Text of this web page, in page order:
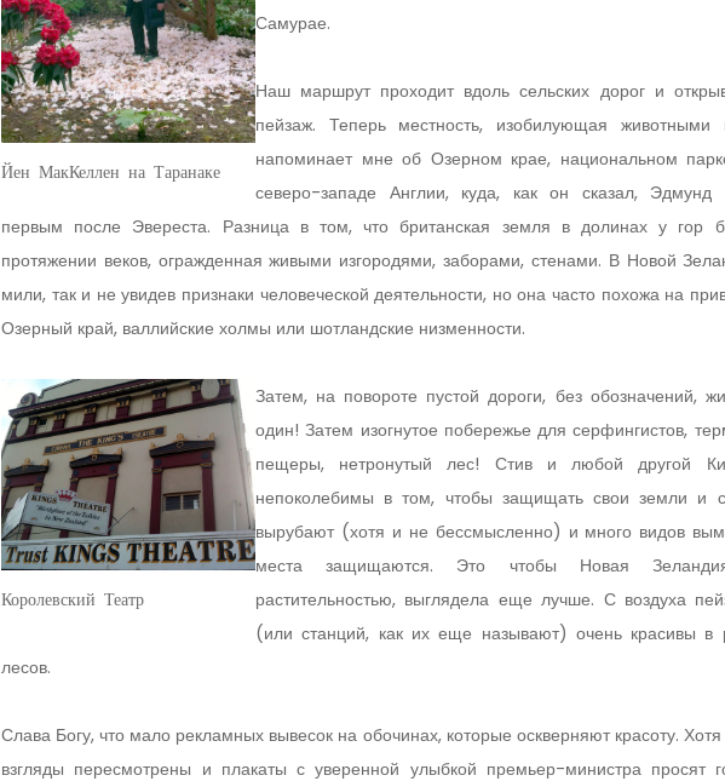
Йен МакКеллен на Таранаке
Самурае.
Наш маршрут проходит вдоль сельских дорог и
пейзаж. Теперь местность, изобилующая животными
напоминает мне об Озерном крае, национальном
северо-западе Англии, куда, как он сказал, Эдмунд
первым после Эвереста. Разница в том, что британская земля в долинах у гор
протяжении веков, огражденная живыми изгородями, заборами, стенами. В Новой
мили, так и не увидев признаки человеческой деятельности, но она часто похожа на
Озерный край, валлийские холмы или шотландские низменности.
Королевский Театр
Затем, на повороте пустой дороги, без обозначений,
один! Затем изогнутое побережье для серфингистов,
пещеры, нетронутый лес! Стив и любой другой
непоколебимы в том, чтобы защищать свои земли и
вырубают (хотя и не бессмысленно) и много видов
места защищаются. Это чтобы Новая
растительностью, выглядела еще лучше. С воздуха
(или станций, как их еще называют) очень красивы в
лесов.
Слава Богу, что мало рекламных вывесок на обочинах, которые оскверняют красоту.
взгляды пересмотрены и плакаты с уверенной улыбкой премьер-министра просят